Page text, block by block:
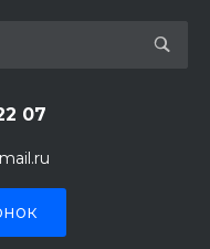
07